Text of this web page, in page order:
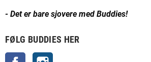
- Det er bare sjovere med Buddies!
FØLG BUDDIES HER
Facebook